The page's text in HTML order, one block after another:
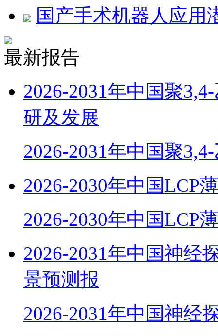
国产手术机器人应用
最新报告
2026-2031年中国聚
研及发展
2026-2031年中国聚
2026-2030年中国LCP
2026-2030年中国LCP
2026-2031年中国神经
景预测报
2026-2031年中国神经